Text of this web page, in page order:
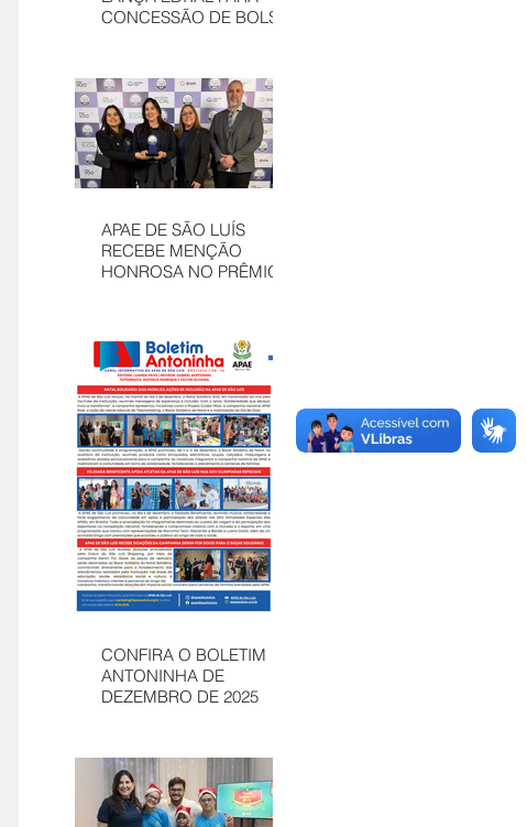
CONCESSÃO DE BOLSAS
APAE DE SÃO LUÍS
RECEBE MENÇÃO
HONROSA NO PRÊMIO
CONFIRA O BOLETIM
ANTONINHA DE
DEZEMBRO DE 2025